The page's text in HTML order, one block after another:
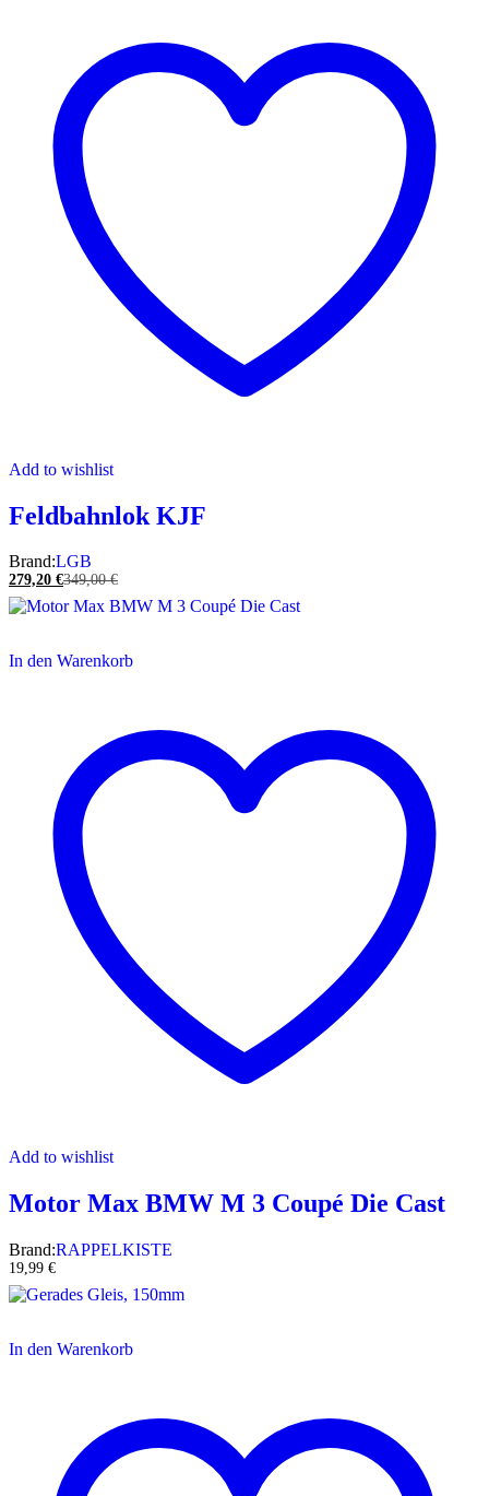
Add to wishlist
Feldbahnlok KJF
Brand:LGB
279,20 €349,00€
In den Warenkorb
Add to wishlist
Motor Max BMW M 3 Coupé Die Cast
Brand:RAPPELKISTE
19,99 €
In den Warenkorb